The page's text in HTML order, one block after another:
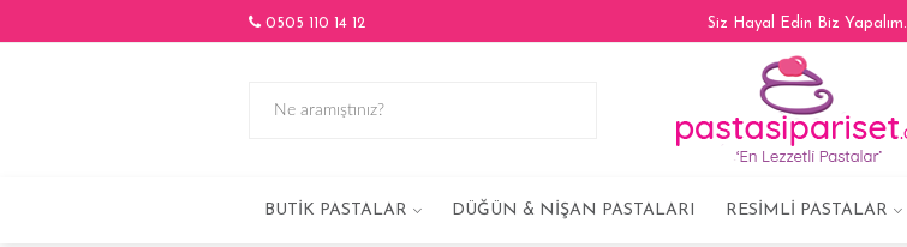
0505 110 14 12 Siz Hayal Edin Biz Yapalım.
BUTIK PASTALAR DÜĞÜN & NIŞAN PASTALARI RESIMLI PASTALAR